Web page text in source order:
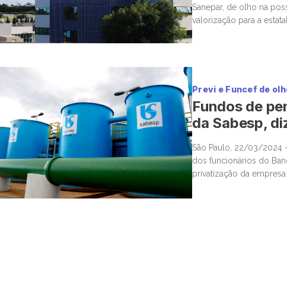
Sanepar, de olho na
valorização para a
Previ e Funcef de
Fundos de
da Sabesp,
São Paulo, 22/03/2024
dos funcionários do
privatização da